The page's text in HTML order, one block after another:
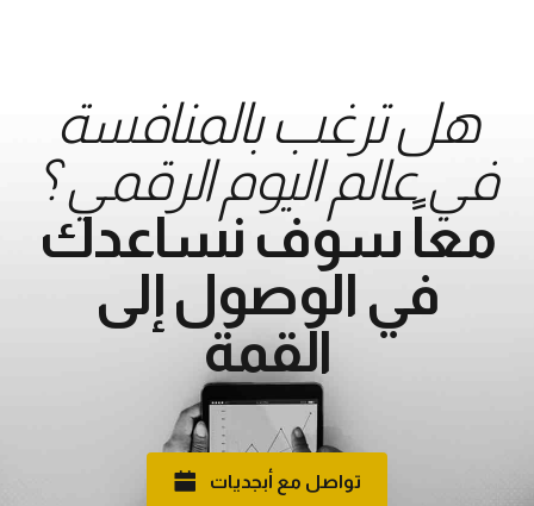
هل ترغب بالمنافسة
في عالم اليوم الرقمي ؟
معاً سوف نساعدك
في الوصول إلى
القمة
تواصل مع أبجديات